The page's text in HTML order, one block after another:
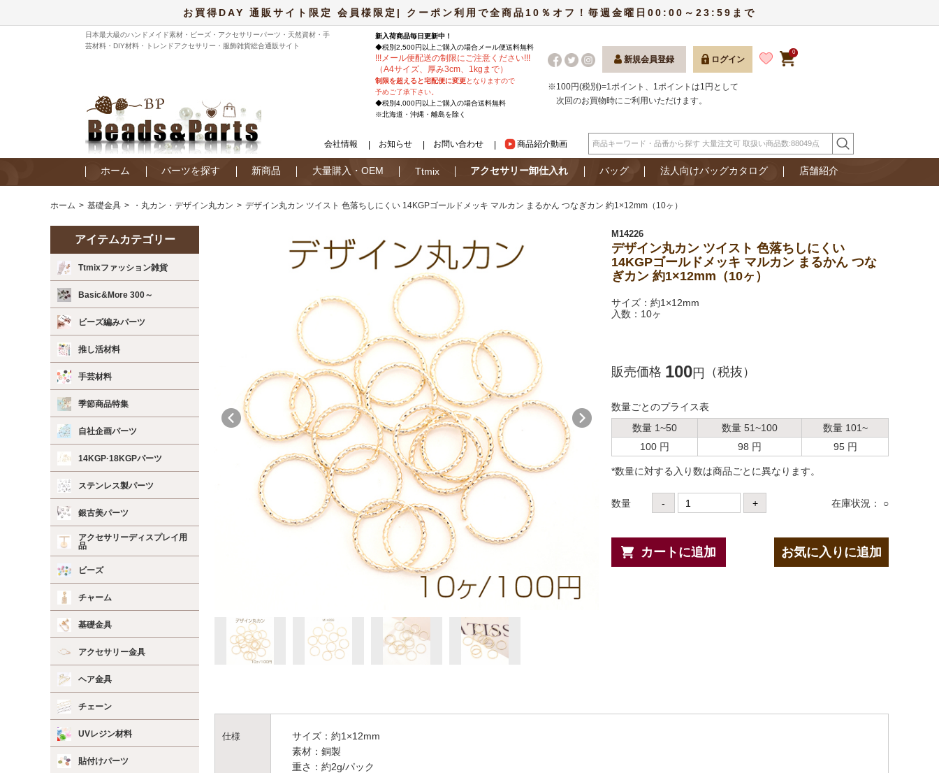
お買得DAY 通販サイト限定 会員様限定| クーポン利用で全商品10％オフ！毎週金曜日00:00～23:59まで
日本最大級のハンドメイド素材・ビーズ・アクセサリーパーツ・天然資材・手
芸材料・DIY材料・トレンドアクセサリー・服飾雑貨総合通販サイト
新入荷商品毎日更新中！
◆税別2,500円以上ご購入の場合 メール便送料無料
!!!メール便配送の制限にご注意ください!!!
（A4サイズ、厚み3cm、1kgまで）
制限を超えると宅配便に変更となりますので
予めご了承下さい。
◆税別4,000円以上ご購入の場合送料無料
※北海道・沖縄・離島を除く
新規会員登録 ログイン
0
※100円(税別)=1ポイント、1ポイントは1円として
次回のお買物時にご利用いただけます。
会社情報 お知らせ お問い合わせ 商品紹介動画
ホーム パーツを探す 新商品 大量購入・OEM Ttmix アクセサリー卸仕入れ バッグ 法人向けバッグカタログ 店舗紹介
ホーム 基礎金具 ・丸カン・デザイン丸カン デザイン丸カン ツイスト 色落ちしにくい 14KGPゴールドメッキ マルカン まるかん つなぎカン 約1×12mm（10ヶ）
アイテムカテゴリー
Ttmixファッション雑貨
Basic&More 300～
ビーズ編みパーツ
推し活材料
手芸材料
季節商品特集
自社企画パーツ
14KGP·18KGPパーツ
ステンレス製パーツ
銀古美パーツ
アクセサリーディスプレイ用
品
ビーズ
チャーム
基礎金具
アクセサリー金具
ヘア金具
チェーン
UVレジン材料
貼付けパーツ
M14226
デザイン丸カン ツイスト 色落ちしにくい
14KGPゴールドメッキ マルカン まるかん つな
ぎカン 約1×12mm（10ヶ）
サイズ：約1×12mm
入数：10ヶ
販売価格 100円 （税抜）
数量ごとのプライス表
数量 1~50
数量 51~100
数量 101~
100 円
98 円 95 円
*数量に対する⼊り数は商品ごとに異なります。
数量 - + 在庫状況： ○
カートに追加 お気に入りに追加
仕様
サイズ：約1×12mm
素材：銅製
重さ：約2g/パック